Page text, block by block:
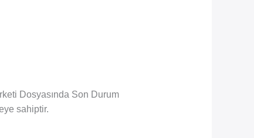
Dosyasında Son Durum
sahiptir.